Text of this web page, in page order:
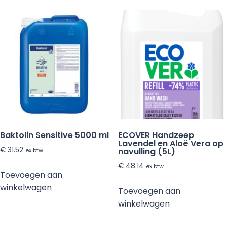
Baktolin Sensitive 5000 ml
€ 31.52 ex btw
Toevoegen aan
winkelwagen
ECOVER Handzeep
Lavendel en Aloë Vera op
navulling (5L)
€48.14 ex btw
Toevoegen aan
winkelwagen